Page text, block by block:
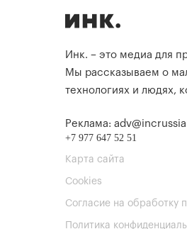
Инк. – это медиа для
Мы рассказываем о
технологиях и людях,
Реклама:
+7 977 647 52 51
Карта сайта
Cookies
Согласие на обработку
Политика